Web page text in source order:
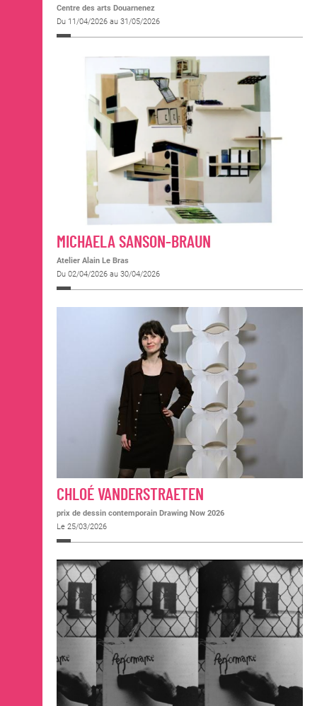
Centre des arts Douarnenez
Du 11/04/2026 au 31/05/2026
MICHAELA SANSON-BRAUN
Atelier Alain Le Bras
Du 02/04/2026 au 30/04/2026
CHLOÉ VANDERSTRAETEN
prix de dessin contemporain Drawing Now 2026
Le 25/03/2026